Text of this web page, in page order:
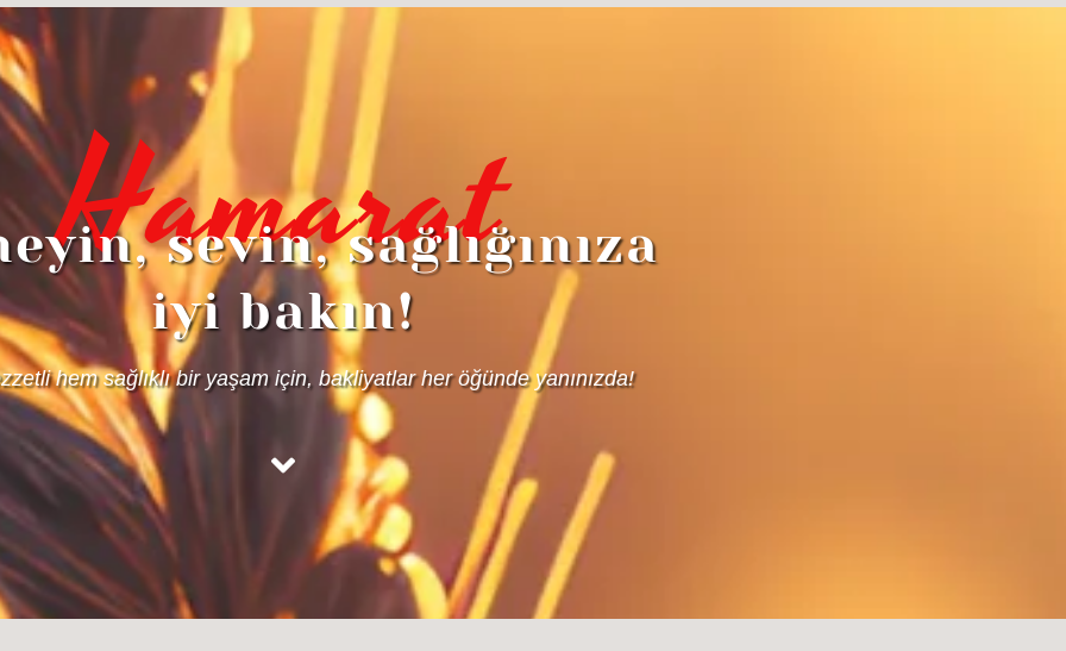
Hamarat
sevin, sağlığınıza
iyi bakın!
hem sağlıklı bir yaşam için, bakliyatlar her öğünde yanınızda!